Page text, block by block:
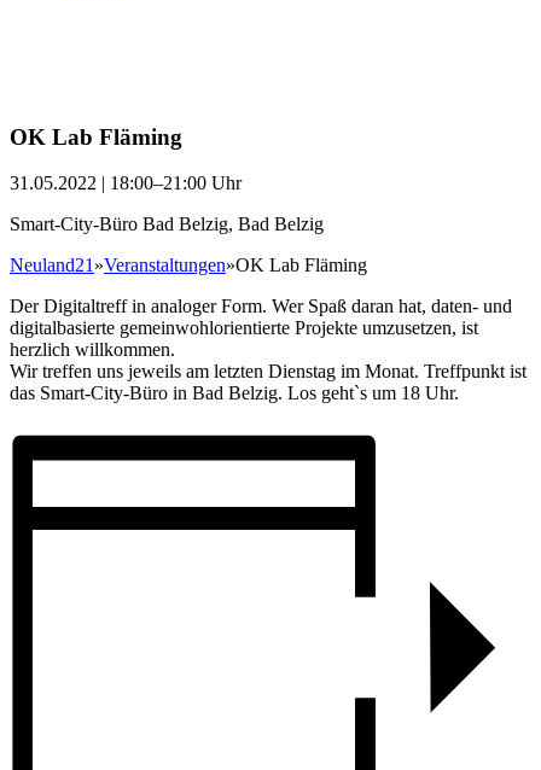
OK Lab Fläming
31.05.2022 | 18:00–21:00 Uhr
Smart-City-Büro Bad Belzig, Bad Belzig
Neuland21»Veranstaltungen»OK Lab Fläming
Der Digitaltreff in analoger Form. Wer Spaß daran hat, daten- und
digitalbasierte gemeinwohlorientierte Projekte umzusetzen, ist
herzlich willkommen.
Wir treffen uns jeweils am letzten Dienstag im Monat. Treffpunkt ist
das Smart-City-Büro in Bad Belzig. Los geht`s um 18 Uhr.